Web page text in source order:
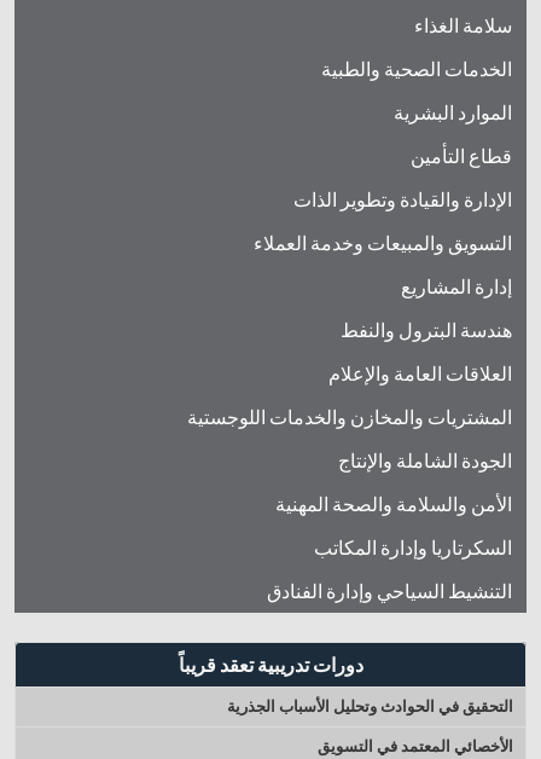
سلامة الغذاء
الخدمات الصحية والطبية
الموارد البشرية
قطاع التأمين
الإدارة والقيادة وتطوير الذات
التسويق والمبيعات وخدمة العملاء
إدارة المشاريع
هندسة البترول والنفط
العلاقات العامة والإعلام
المشتريات والمخازن والخدمات اللوجستية
الجودة الشاملة والإنتاج
الأمن والسلامة والصحة المهنية
السكرتاريا وإدارة المكاتب
التنشيط السياحي وإدارة الفنادق
دورات تدريبية تعقد قريباً
التحقيق في الحوادث وتحليل الأسباب الجذرية
الأخصائي المعتمد في التسويق